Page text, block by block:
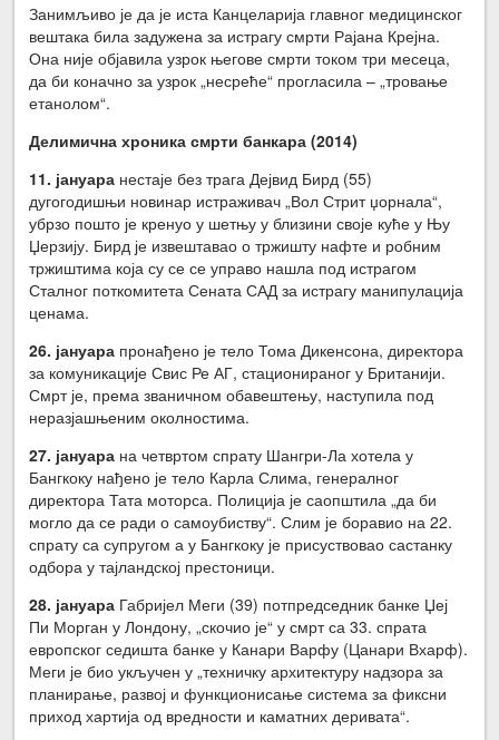
Занимљиво је да је иста Канцеларија главног медицинског
вештака била задужена за истрагу смрти Рајана Крејна.
Она није објавила узрок његове смрти током три месеца,
да би коначно за узрок „несреће“ прогласила – „тровање
етанолом“.
Делимична хроника смрти банкара (2014)
11. јануара нестаје без трага Дејвид Бирд (55)
дугогодишњи новинар истраживач „Вол Стрит џорнала“,
убрзо пошто је кренуо у шетњу у близини своје куће у Њу
Џерзију. Бирд је извештавао о тржишту нафте и робним
тржиштима која су се се управо нашла под истрагом
Сталног поткомитета Сената САД за истрагу манипулација
ценама.
26. јануара пронађено је тело Тома Дикенсона, директора
за комуникације Свис Ре АГ, стационираног у Британији.
Смрт је, према званичном обавештењу, наступила под
неразјашњеним околностима.
27. јануара на четвртом спрату Шангри-Ла хотела у
Бангкоку нађено је тело Карла Слима, генералног
директора Тата моторса. Полиција је саопштила „да би
могло да се ради о самоубиству“. Слим је боравио на 22.
спрату са супругом а у Бангкоку је присуствовао састанку
одбора у тајландској престоници.
28. јануара Габријел Меги (39) потпредседник банке Џеј
Пи Морган у Лондону, „скочио је“ у смрт са 33. спрата
европског седишта банке у Канари Варфу (Цанари Вхарф).
Меги је био укључен у „техничку архитектуру надзора за
планирање, развој и функционисање система за фиксни
приход хартија од вредности и каматних деривата“.